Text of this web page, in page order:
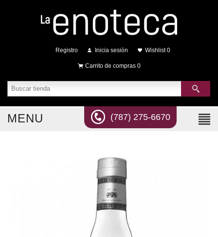
Registro Inicia sesión Wishlist 0
Carrito de compras 0
(787) 275-6670
MENU